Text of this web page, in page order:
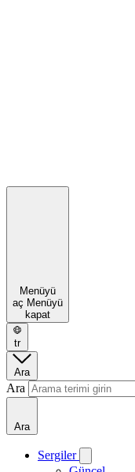
Menüyü
aç Menüyü
kapat
tr
Ara
Ara
Ara
Sergiler